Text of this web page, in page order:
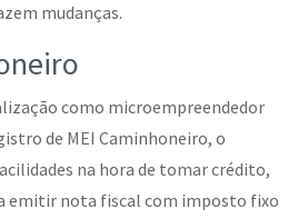
mudanças.
como microempreendedor
de MEI Caminhoneiro, o
na hora de tomar crédito,
emitir nota fiscal com imposto fixo